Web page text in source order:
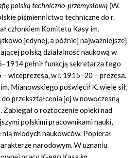
polską techniczno-przemysłową(W.
piśmiennictwo techniczne do r.
członkiem Komitetu Kasy im.
jedynej, a później najważniejszej
polską działalność naukową w
pełnił funkcją sekretarza tego
wiceprezesa, w l. 1915–20 – prezesa.
Mianowskiego poświęcił K. wiele sił,
przekształcenia jej w nowoczesną
Zabiegał o roztoczenie opieki nad
polskimi pracownikami nauki,
młodych naukowców. Popierał
narodowym. W uznaniu